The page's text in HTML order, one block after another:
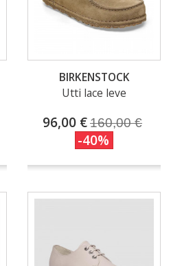
BIRKENSTOCK
Utti lace leve
96,00 €160,00 €
-40%